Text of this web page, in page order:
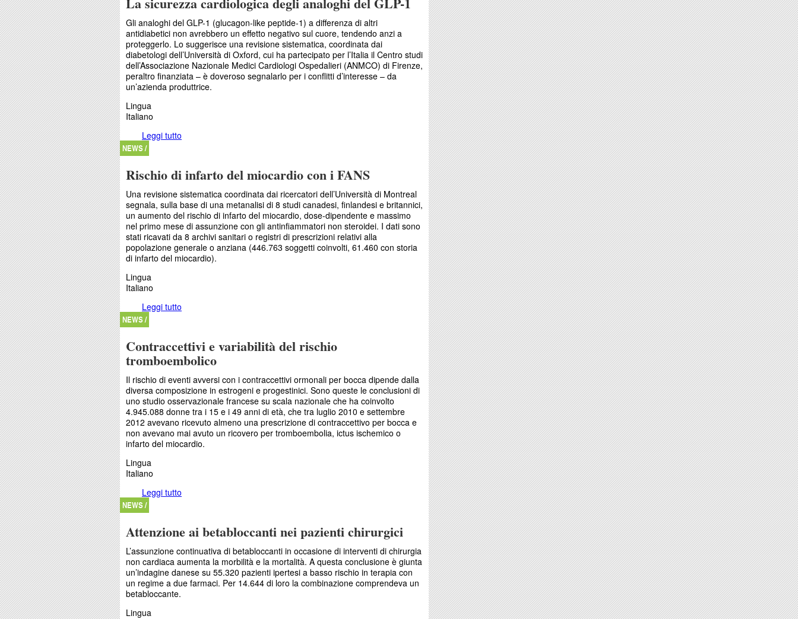
Gli analoghi del GLP-1 (glucagon-like peptide-1) a differenza di altri
antidiabetici non avrebbero un effetto negativo sul cuore, tendendo anzi a
proteggerlo. Lo suggerisce una revisione sistematica, coordinata dai
diabetologi dell’Università di Oxford, cui ha partecipato per l’Italia il Centro studi
dell’Associazione Nazionale Medici Cardiologi Ospedalieri (ANMCO) di Firenze,
peraltro finanziata – è doveroso segnalarlo per i conflitti d’interesse – da
un’azienda produttrice.
Lingua
Italiano
Leggi tutto
NEWS /
Rischio di infarto del miocardio con i FANS
Una revisione sistematica coordinata dai ricercatori dell’Università di Montreal
segnala, sulla base di una metanalisi di 8 studi canadesi, finlandesi e britannici,
un aumento del rischio di infarto del miocardio, dose-dipendente e massimo
nel primo mese di assunzione con gli antinfiammatori non steroidei. I dati sono
stati ricavati da 8 archivi sanitari o registri di prescrizioni relativi alla
popolazione generale o anziana (446.763 soggetti coinvolti, 61.460 con storia
di infarto del miocardio).
Lingua
Italiano
Leggi tutto
NEWS /
Contraccettivi e variabilità del rischio
tromboembolico
Il rischio di eventi avversi con i contraccettivi ormonali per bocca dipende dalla
diversa composizione in estrogeni e progestinici. Sono queste le conclusioni di
uno studio osservazionale francese su scala nazionale che ha coinvolto
4.945.088 donne tra i 15 e i 49 anni di età, che tra luglio 2010 e settembre
2012 avevano ricevuto almeno una prescrizione di contraccettivo per bocca e
non avevano mai avuto un ricovero per tromboembolia, ictus ischemico o
infarto del miocardio.
Lingua
Italiano
Leggi tutto
NEWS /
Attenzione ai betabloccanti nei pazienti chirurgici
L’assunzione continuativa di betabloccanti in occasione di interventi di chirurgia
non cardiaca aumenta la morbilità e la mortalità. A questa conclusione è giunta
un’indagine danese su 55.320 pazienti ipertesi a basso rischio in terapia con
un regime a due farmaci. Per 14.644 di loro la combinazione comprendeva un
betabloccante.
Lingua